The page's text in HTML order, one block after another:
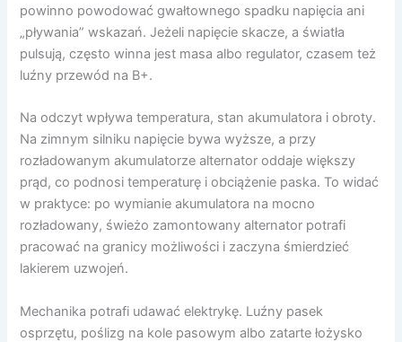
powinno powodować gwałtownego spadku napięcia ani
„pływania” wskazań. Jeżeli napięcie skacze, a światła
pulsują, często winna jest masa albo regulator, czasem też
luźny przewód na B+.
Na odczyt wpływa temperatura, stan akumulatora i obroty.
Na zimnym silniku napięcie bywa wyższe, a przy
rozładowanym akumulatorze alternator oddaje większy
prąd, co podnosi temperaturę i obciążenie paska. To widać
w praktyce: po wymianie akumulatora na mocno
rozładowany, świeżo zamontowany alternator potrafi
pracować na granicy możliwości i zaczyna śmierdzieć
lakierem uzwojeń.
Mechanika potrafi udawać elektrykę. Luźny pasek
osprzętu, poślizg na kole pasowym albo zatarte łożysko